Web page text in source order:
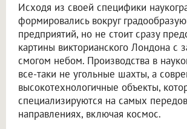
Исходя из своей специфики
формировались вокруг
предприятий, но не стоит сразу
картины викторианского Лондона с
смогом небом. Производства в
все-таки не угольные шахты, а
высокотехнологичные объекты,
специализируются на самых
направлениях, включая космос.